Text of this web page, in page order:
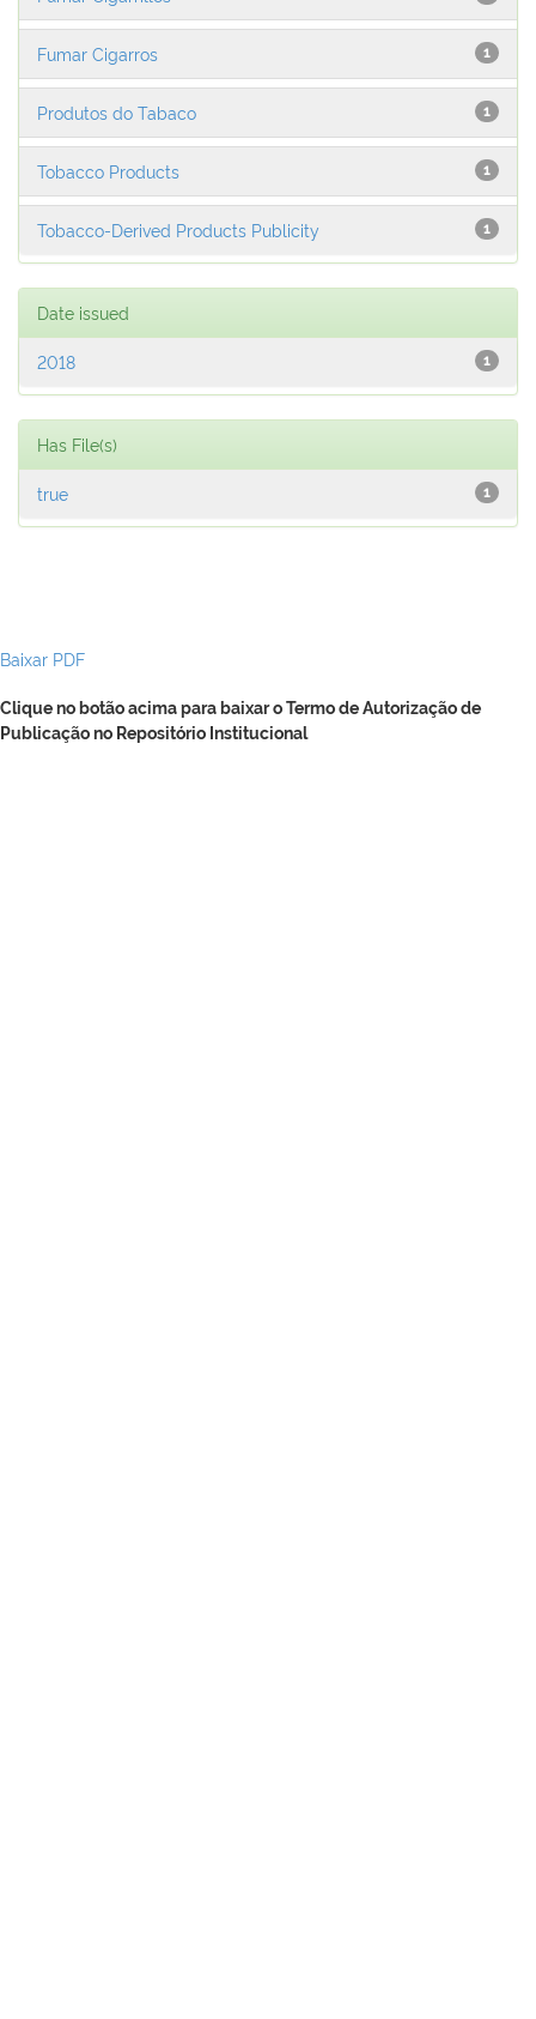
1
Fumar Cigarros
1
Produtos do Tabaco
1
Tobacco Products
1
Tobacco-Derived Products Publicity
Date issued
1
2018
Has File(s)
1
true
Baixar PDF
Clique no botão acima para baixar o Termo de Autorização de
Publicação no Repositório Institucional